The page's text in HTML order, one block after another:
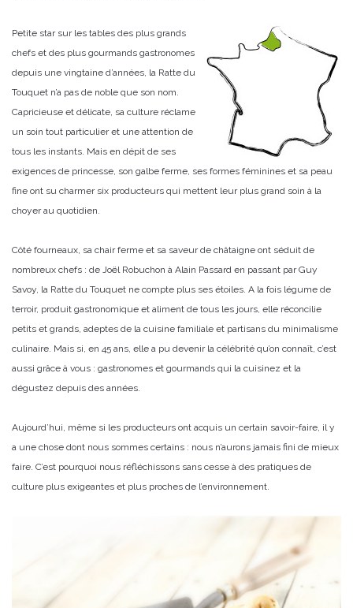
Petite star sur les tables des plus grands
chefs et des plus gourmands gastronomes
depuis une vingtaine d’années, la Ratte du
Touquet n’a pas de noble que son nom.
Capricieuse et délicate, sa culture réclame
un soin tout particulier et une attention de
tous les instants. Mais en dépit de ses
exigences de princesse, son galbe ferme, ses formes féminines et sa peau
fine ont su charmer six producteurs qui mettent leur plus grand soin à la
choyer au quotidien.
Côté fourneaux, sa chair ferme et sa saveur de châtaigne ont séduit de
nombreux chefs : de Joël Robuchon à Alain Passard en passant par Guy
Savoy, la Ratte du Touquet ne compte plus ses étoiles. A la fois légume de
terroir, produit gastronomique et aliment de tous les jours, elle réconcilie
petits et grands, adeptes de la cuisine familiale et partisans du minimalisme
culinaire. Mais si, en 45 ans, elle a pu devenir la célébrité qu’on connaît, c’est
aussi grâce à vous : gastronomes et gourmands qui la cuisinez et la
dégustez depuis des années.
Aujourd’hui, même si les producteurs ont acquis un certain savoir-faire, il y
a une chose dont nous sommes certains : nous n’aurons jamais fini de mieux
faire. C’est pourquoi nous réfléchissons sans cesse à des pratiques de
culture plus exigeantes et plus proches de l’environnement.